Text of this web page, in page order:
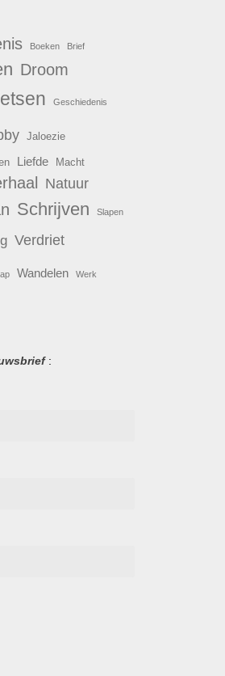
Boeken Brief
Droom
Geschiedenis
Jaloezie
Liefde Macht
Natuur
Schrijven Slapen
Verdriet
Wandelen Werk
: